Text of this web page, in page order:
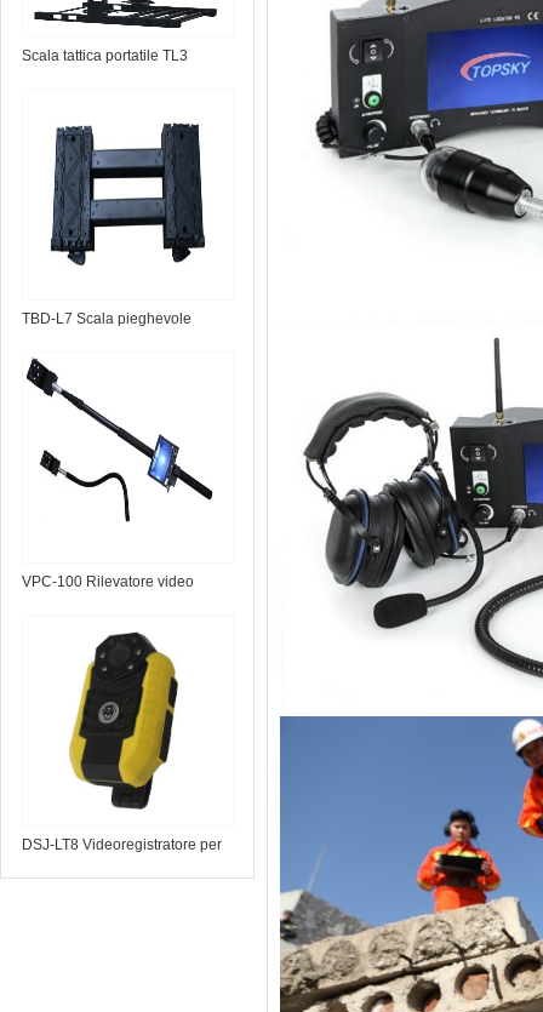
Scala tattica portatile TL3
TBD-L7 Scala pieghevole
VPC-100 Rilevatore video
DSJ-LT8 Videoregistratore per
forze dell'ordine